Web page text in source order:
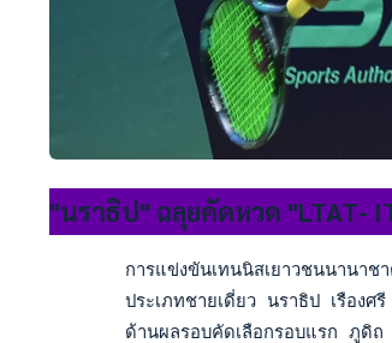
"นราธิป" ฉลุยคัดหวด "LTAT-
การแข่งขันเทนนิสเยาวชนนานาช
ประเภทชายเดี่ยว นราธิป เรือง
ด้านผลรอบคัดเลือกรอบแรก ภูดิ